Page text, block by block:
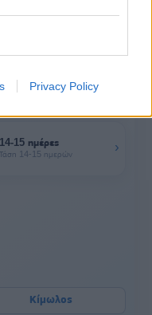
Privacy Policy
στη
Τρέχουσες συνθήκες και
14-15 ημέρες
Τάση 14-15 ημερών
›
Κίμωλος